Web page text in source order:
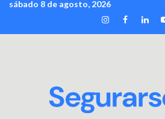
Skip
content
sábado 8 de agosto, 2026
INSTAGRAM